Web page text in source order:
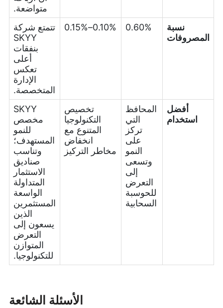
متواضعة.
نسبة
المصروفات
0.60%
0.10%–0.15%
تتمتع شركة
SKYY
بنفقات
أعلى
تعكس
الإدارة
المتخصصة.
أفضل
استخدام
المحافظ
التي
تركز
على
النمو
وتسعى
إلى
التعرض
للحوسبة
السحابية
تخصيص
التكنولوجيا
المتنوع مع
انخفاض
مخاطر التركيز
SKYY
مخصص
للنمو
المستهدف؛
وتناسب
صناديق
الاستثمار
المتداولة
الواسعة
المستثمرين
الذين
يسعون إلى
التعرض
المتوازن
للتكنولوجيا.
الأسئلة الشائعة